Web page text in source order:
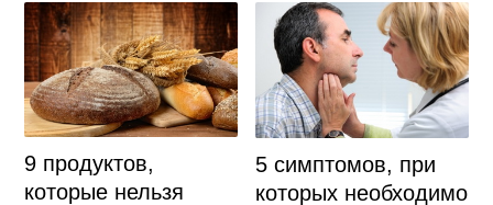
9 продуктов,
которые нельзя
5 симптомов, при
которых необходимо